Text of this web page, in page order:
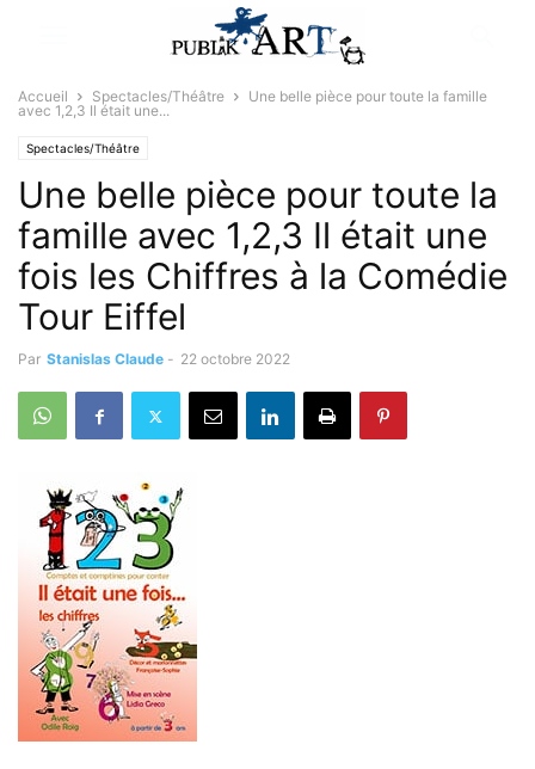
Accueil Spectacles/Théâtre
Une belle pièce pour toute la famille
avec 1,2,3 Il était une...
Spectacles/Théâtre
Une belle pièce pour toute la
famille avec 1,2,3 Il était une
fois les Chiffres à la Comédie
Tour Eiffel
Par Stanislas Claude - 22 octobre 2022